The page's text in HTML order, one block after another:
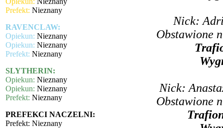
Prefekt: Nieznany
RAVENCLAW:
Opiekun: Nieznany
Opiekun: Nieznany
Prefekt: Nieznany
SLYTHERIN:
Opiekun: Nieznany
Opiekun: Nieznany
Prefekt: Nieznany
PREFEKCI NACZELNI:
Prefekt: Nieznany
Nick:
Obstawione
Nick:
Obstawione